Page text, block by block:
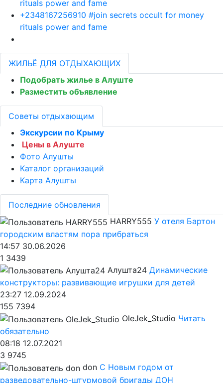
rituals power and fame
+2348167256910 #join secrets occult for money
rituals power and fame
ЖИЛЬЁ ДЛЯ ОТДЫХАЮЩИХ
Подобрать жилье в Алуште
Разместить объявление
Советы отдыхающим
Экскурсии по Крыму
Цены в Алуште
Фото Алушты
Каталог организаций
Карта Алушты
Последние обновления
HARRY555 У отеля Бартон
городским властям пора прибраться
14:57 30.06.2026
1 3439
Алушта24 Динамические
конструкторы: развивающие игрушки для детей
23:27 12.09.2024
155 7394
OleJek_Studio Читать
обязательно
08:18 12.07.2021
3 9745
don С Новым годом от
разведовательно-штурмовой бригады ДОН